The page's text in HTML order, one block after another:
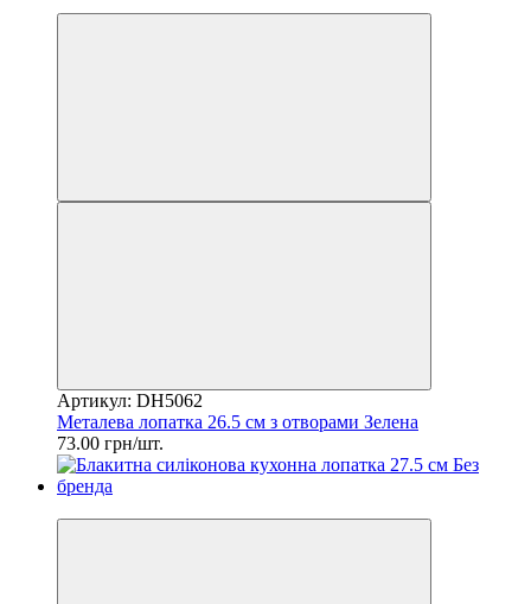
Артикул: DH5062
Металева лопатка 26.5 см з отворами Зелена
73.00 грн/шт.